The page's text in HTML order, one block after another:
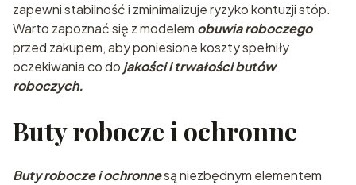
zapewni stabilność i zminimalizuje ryzyko kontuzji stóp.
Warto zapoznać się z modelem obuwia roboczego
przed zakupem, aby poniesione koszty spełniły
oczekiwania co do jakości i trwałości butów
roboczych.
Buty robocze i ochronne
Buty robocze i ochronnesą niezbędnym elementem